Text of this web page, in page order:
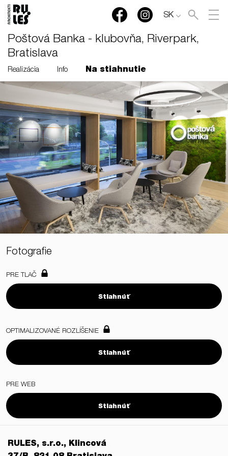
SK
Poštová Banka - klubovňa, Riverpark,
Bratislava
Realizácia Info Na stiahnutie
Fotografie
PRE TLAČ
Stiahnúť
OPTIMALIZOVANÉ ROZLÍŠENIE
Stiahnúť
PRE WEB
Stiahnúť
RULES, s.r.o., Klincová